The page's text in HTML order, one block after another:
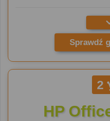
Sprawdź
2
HP